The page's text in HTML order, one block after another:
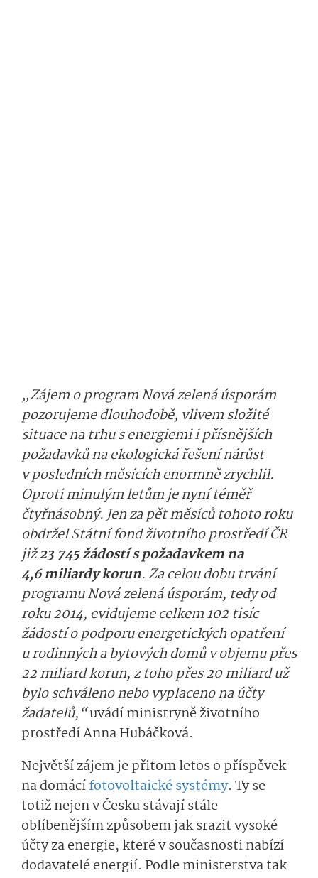
„Zájem o program Nová zelená úsporám
pozorujeme dlouhodobě, vlivem složité
situace na trhu s energiemi i přísnějších
požadavků na ekologická řešení nárůst
v posledních měsících enormně zrychlil.
Oproti minulým letům je nyní téměř
čtyřnásobný. Jen za pět měsíců tohoto roku
obdržel Státní fond životního prostředí ČR
již23 745 žádostí s požadavkem na
4,6 miliardy korun. Za celou dobu trvání
programu Nová zelená úsporám, tedy od
roku 2014, evidujeme celkem 102 tisíc
žádostí o podporu energetických opatření
u rodinných a bytových domů v objemu přes
22 miliard korun, z toho přes 20 miliard už
bylo schváleno nebo vyplaceno na účty
žadatelů,“uvádí ministryně životního
prostředí Anna Hubáčková.
Největší zájem je přitom letos o příspěvek
na domácífotovoltaické systémy. Ty se
totiž nejen v Česku stávají stále
oblíbenějším způsobem jak srazit vysoké
účty za energie, které v současnosti nabízí
dodavatelé energií. Podle ministerstva tak